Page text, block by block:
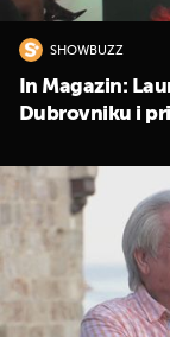
SHOWBUZZ
In Magazin:
Dubrovniku i